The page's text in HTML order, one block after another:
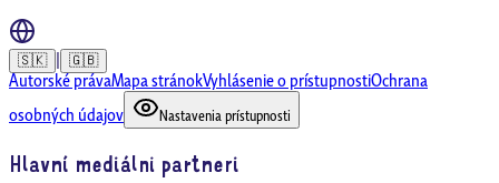
🇸🇰 🇬🇧
Autorské právaMapa stránokVyhlásenie o prístupnostiOchrana
osobných údajov Nastavenia prístupnosti
Hlavní mediálni partneri